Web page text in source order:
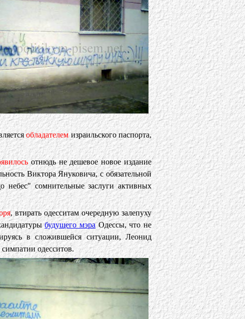
обладателемизраильского паспорта,
отнюдь не дешевое новое издание
Виктора Януковича, с обязательной
сомнительные заслуги активных
, втирать одесситам очередную залепуху
будущего мэраОдессы, что не
в сложившейся ситуации, Леонид
одесситов.